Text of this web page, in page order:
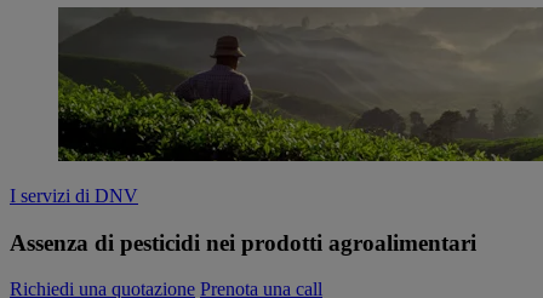
I servizi di DNV
Assenza di pesticidi nei prodotti agroalimentari
Richiedi una quotazione Prenota una call